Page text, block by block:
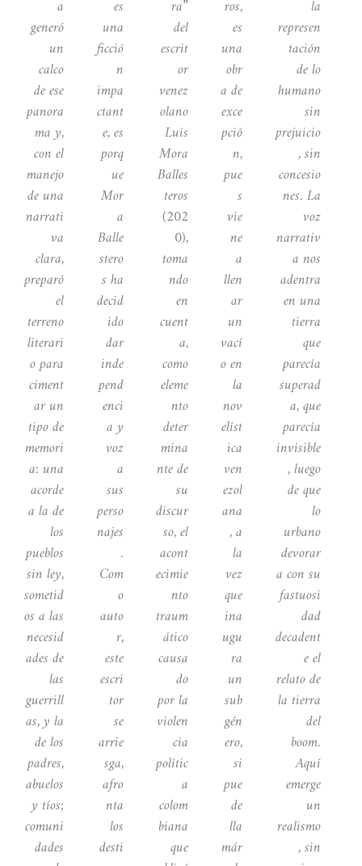
a
generó
un
calco
de ese
panora
ma y,
con el
manejo
de una
narrati
va
clara,
preparó
el
terreno
literari
o para
ciment
ar un
tipo de
memori
a: una
acorde
a la de
los
pueblos
sin ley,
sometid
os a las
necesid
ades de
las
guerrill
as, y la
de los
padres,
abuelos
y tíos;
comuni
dades
es
una
ficció
n
impa
ctant
e, es
porq
ue
Mor
a
Balle
stero
s ha
decid
ido
dar
inde
pend
enci
a y
voz
a
sus
perso
najes
.
Com
o
auto
r,
este
escri
tor
se
arrie
sga,
afro
nta
los
desti
ra”
del
escrit
or
venez
olano
Luis
Mora
Balles
teros
(202
0),
toma
ndo
en
cuent
a,
como
eleme
nto
deter
mina
nte de
su
discur
so, el
acont
ecimie
nto
traum
ático
causa
do
por la
violen
cia
polític
a
colom
biana
que
ros,
es
una
obr
a de
exce
pció
n,
pue
s
vie
ne
a
llen
ar
un
vací
o en
la
nov
elíst
ica
ven
ezol
ana
, a
la
vez
que
ina
ugu
ra
un
sub
gén
ero,
si
pue
de
lla
már
la
represen
tación
de lo
humano
sin
prejuicio
, sin
concesio
nes. La
voz
narrativ
a nos
adentra
en una
tierra
que
parecía
superad
a, que
parecía
invisible
, luego
de que
lo
urbano
devorar
a con su
fastuosi
dad
decadent
e el
relato de
la tierra
del
boom.
Aquí
emerge
un
realismo
, sin